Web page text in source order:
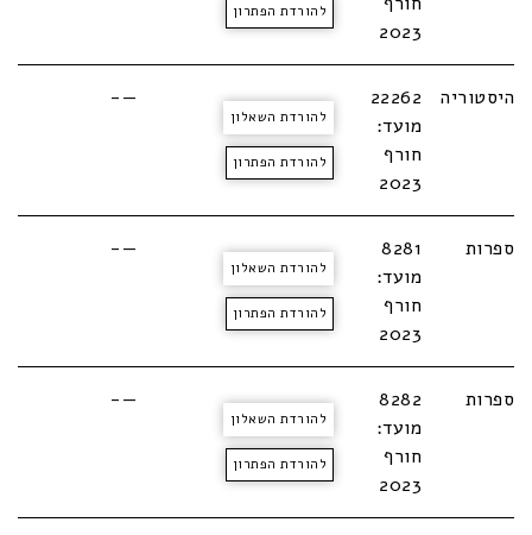
2023
להורדת הפתרון
היסטוריה
22262
מועד:
חורף
2023
להורדת השאלון
להורדת הפתרון
—-
ספרות
8281
מועד:
חורף
2023
להורדת השאלון
להורדת הפתרון
—-
ספרות
8282
מועד:
חורף
2023
להורדת השאלון
להורדת הפתרון
—-